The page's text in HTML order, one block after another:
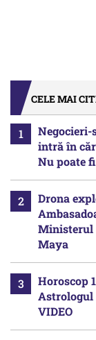
CELE MAI
Negocieri-
intră în
Nu poate
Drona
Ministerul
Maya
Horoscop
Astrologul
VIDEO